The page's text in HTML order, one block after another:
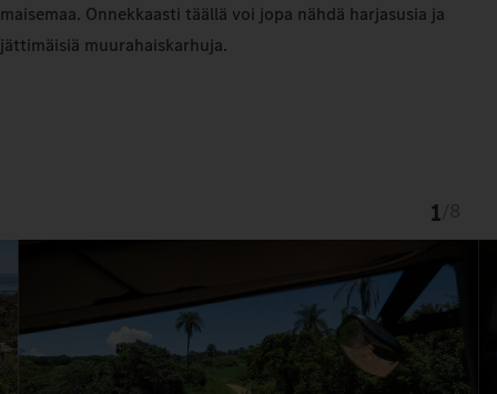
maisemaa. Onnekkaasti täällä voi jopa nähdä harjasusia ja
jättimäisiä muurahaiskarhuja.
1